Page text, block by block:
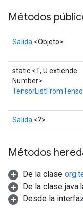
Métodos
Salida <Objeto>
static <T, U extiende
Number>
Salida <?>
Métodos
De la clase
De la clase
Desde la